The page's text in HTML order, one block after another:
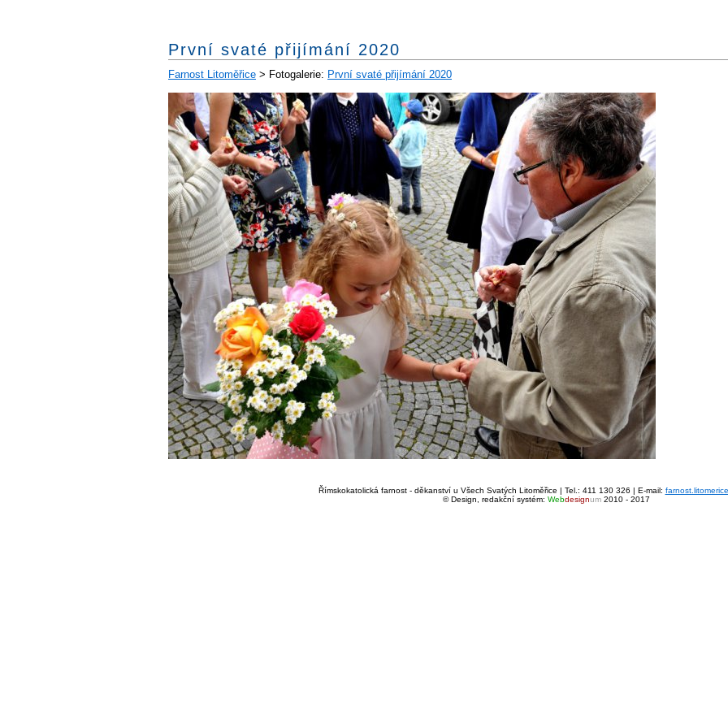
První svaté přijímání 2020
Farnost Litoměřice > Fotogalerie: První svaté přijímání 2020
Římskokatolická farnost - děkanství u Všech Svatých Litoměřice | Tel.: 411 130 326 | E-mail:
© Design, redakční systém: Webdesignum2010 - 2017